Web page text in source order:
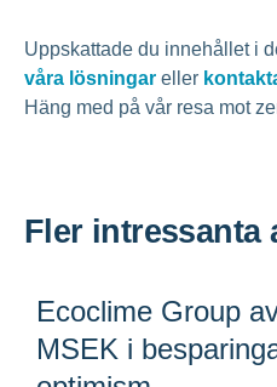
Uppskattade du innehållet i
våra lösningar eller
Häng med på vår resa mot
Fler intressanta
Ecoclime Group
MSEK i